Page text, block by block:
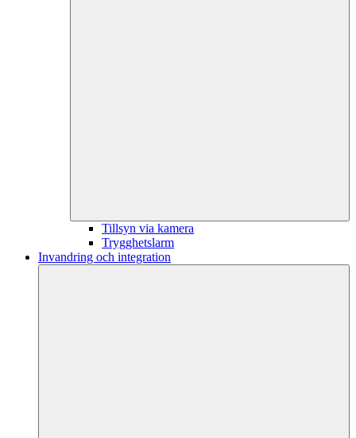
Tillsyn via kamera
Trygghetslarm
Invandring och integration